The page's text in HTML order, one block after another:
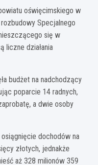
oświęcimskiego w
Specjalnego
się w
liczne działania
budżet na nadchodzący
poparcie 14 radnych,
a dwie osoby
dochodów na
złotych, jednakże
aż 328 milionów 359